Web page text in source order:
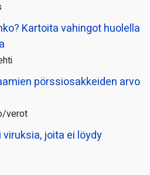
Kartoita vahingot huolella
pörssi­osakkeiden arvo
verot
joita ei löydy